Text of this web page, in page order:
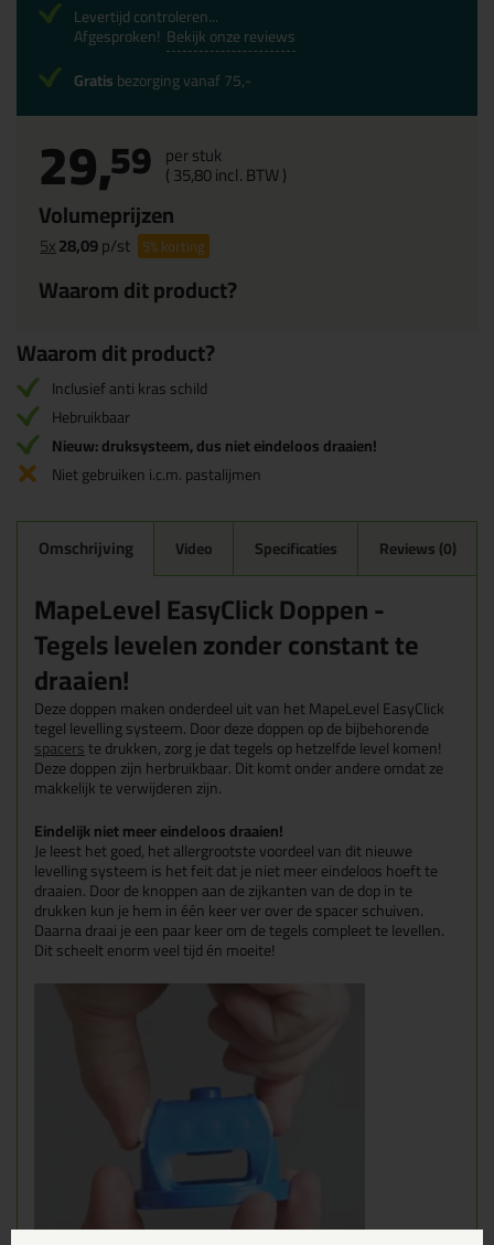
29,59 per stuk
(35,80incl. BTW )
Volumeprijzen
5x28,09p/st 5%korting
Waarom dit product?
Levertijd controleren...
Afgesproken! Bekijk onze reviews
Gratisbezorging vanaf 75,-
Waarom dit product?
Inclusief anti kras schild
Hebruikbaar
Nieuw: druksysteem, dus niet eindeloos draaien!
Niet gebruiken i.c.m. pastalijmen
Omschrijving Video Specificaties Reviews (0)
MapeLevel EasyClick Doppen -
Tegels levelen zonder constant te
draaien!
Deze doppen maken onderdeel uit van het MapeLevel EasyClick
tegel levelling systeem. Door deze doppen op de bijbehorende
spacerste drukken, zorg je dat tegels op hetzelfde level komen!
Deze doppen zijn herbruikbaar. Dit komt onder andere omdat ze
makkelijk te verwijderen zijn.
Eindelijk niet meer eindeloos draaien!
Je leest het goed, het allergrootste voordeel van dit nieuwe
levelling systeem is het feit dat je niet meer eindeloos hoeft te
draaien. Door de knoppen aan de zijkanten van de dop in te
drukken kun je hem in één keer ver over de spacer schuiven.
Daarna draai je een paar keer om de tegels compleet te levellen.
Dit scheelt enorm veel tijd én moeite!